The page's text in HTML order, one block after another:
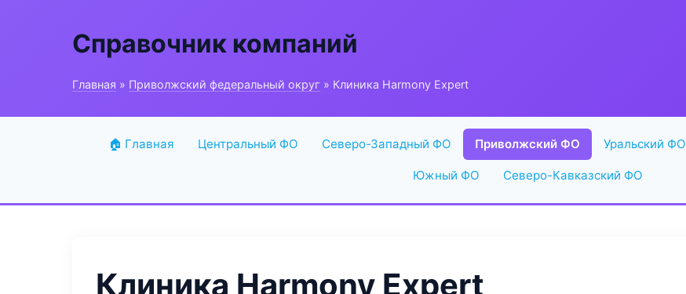
Справочник компаний
Главная » Приволжский федеральный округ » Клиника Harmony Expert
🏠 Главная Центральный ФО Северо-Западный ФО Приволжский ФО Уральский ФО
Южный ФО Северо-Кавказский ФО
Клиника Harmony Expert